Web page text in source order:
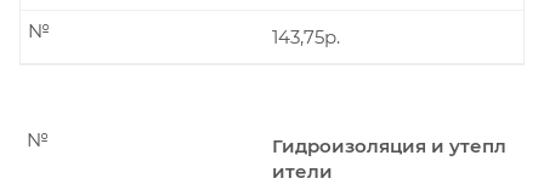
143,75р.
№
Гидроизоляция и утепл
ители
№